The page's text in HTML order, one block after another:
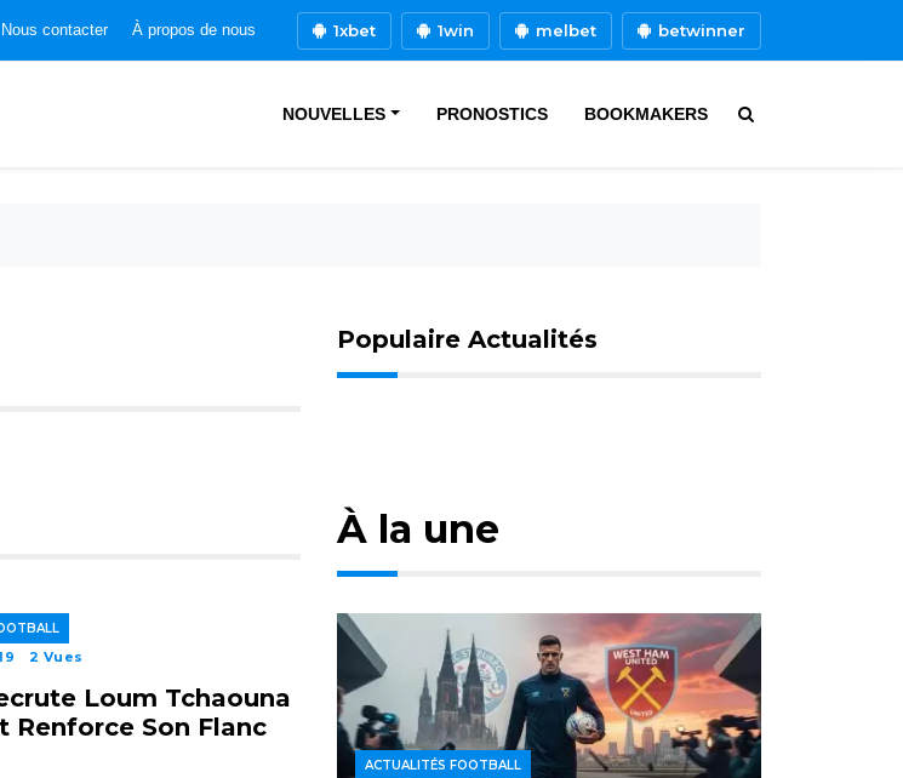
Nous contacter À propos de nous 1xbet 1win melbet betwinner
NOUVELLES PRONOSTICS BOOKMAKERS
Populaire Actualités
2 Vues
Loum Tchaouna
Renforce Son Flanc
À la une
ACTUALITÉS FOOTBALL